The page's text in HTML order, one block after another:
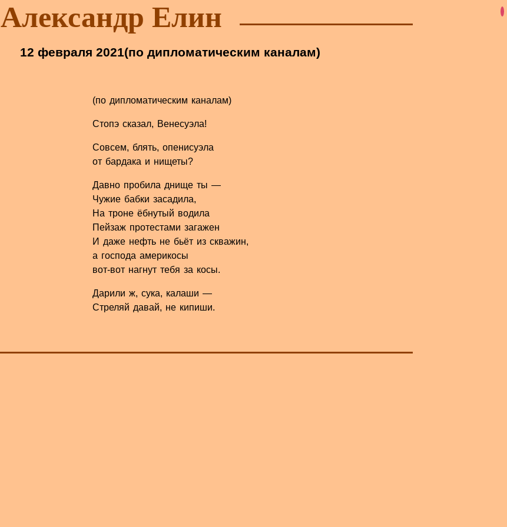
Александр Елин
12 февраля 2021(по дипломатическим каналам)
(по дипломатическим каналам)
Стопэ сказал, Венесуэла!
Совсем, блять, опенисуэла
от бардака и нищеты?
Давно пробила днище ты —
Чужие бабки засадила,
На троне ёбнутый водила
Пейзаж протестами загажен
И даже нефть не бьёт из скважин,
а господа америкосы
вот-вот нагнут тебя за косы.
Дарили ж, сука, калаши —
Стреляй давай, не кипиши.